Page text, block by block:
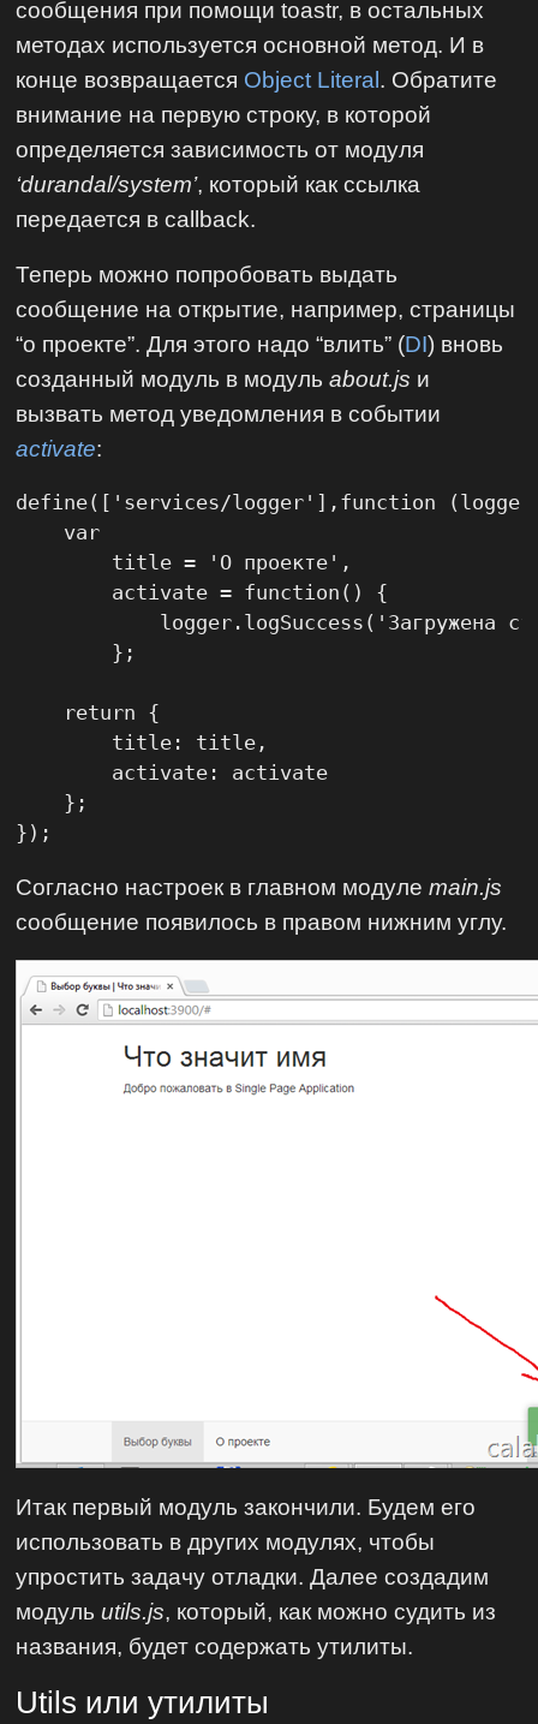
сообщения при помощи toastr, в остальных
методах используется основной метод. И в
конце возвращается Object Literal. Обратите
внимание на первую строку, в которой
определяется зависимость от модуля
‘durandal/system’, который как ссылка
передается в callback.
Теперь можно попробовать выдать
сообщение на открытие, например, страницы
“о проекте”. Для этого надо “влить” (DI) вновь
созданный модуль в модульabout.js и
вызвать метод уведомления в событии
activate:
define(['services/logger'],function
    var
        title = 'О проекте',
        activate = function() {
logger.logSuccess('Загружена
        };
    return {
        title: title,
        activate: activate
    };
});
Согласно настроек в главном модулеmain.js
сообщение появилось в правом нижним углу.
Итак первый модуль закончили. Будем его
использовать в других модулях, чтобы
упростить задачу отладки. Далее создадим
модульutils.js, который, как можно судить из
названия, будет содержать утилиты.
Utils или утилиты